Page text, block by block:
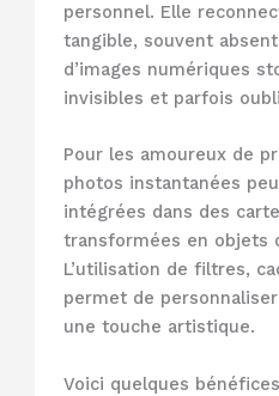
personnel. Elle
tangible, souvent
d’images numériques
invisibles et parfois
Pour les amoureux de
photos instantanées
intégrées dans des
transformées en objets
L’utilisation de filtres,
permet de
une touche artistique.
Voici quelques